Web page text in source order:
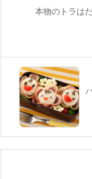
本物のトラは